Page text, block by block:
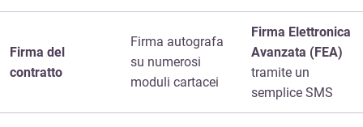
Firma del
contratto
Firma autografa
su numerosi
moduli cartacei
Firma Elettronica
Avanzata (FEA)
tramite un
semplice SMS